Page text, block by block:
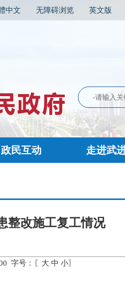
中文 无障碍浏览 英文版
政民互动 走进武
整改施工复工情况
字号：〖 大 中 小〗